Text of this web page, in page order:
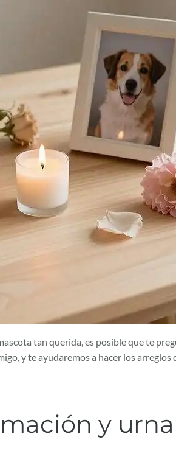
tan querida, es posible que te
y te ayudaremos a hacer los
y urna